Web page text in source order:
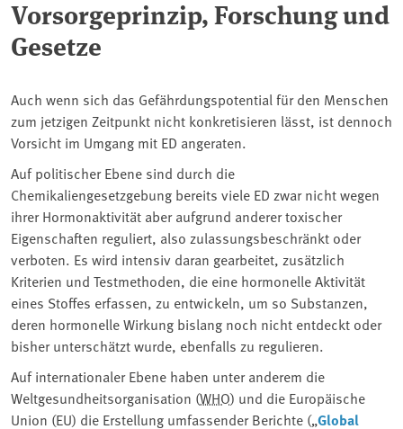
Vorsorgeprinzip, Forschung und
Gesetze
Auch wenn sich das Gefährdungspotential für den Menschen
zum jetzigen Zeitpunkt nicht konkretisieren lässt, ist dennoch
Vorsicht im Umgang mit ED angeraten.
Auf politischer Ebene sind durch die
Chemikaliengesetzgebung bereits viele ED zwar nicht wegen
ihrer Hormonaktivität aber aufgrund anderer toxischer
Eigenschaften reguliert, also zulassungsbeschränkt oder
verboten. Es wird intensiv daran gearbeitet, zusätzlich
Kriterien und Testmethoden, die eine hormonelle Aktivität
eines Stoffes erfassen, zu entwickeln, um so Substanzen,
deren hormonelle Wirkung bislang noch nicht entdeckt oder
bisher unterschätzt wurde, ebenfalls zu regulieren.
Auf internationaler Ebene haben unter anderem die
Weltgesundheitsorganisation (WHO) und die Europäische
Union (EU) die Erstellung umfassender Berichte („Global